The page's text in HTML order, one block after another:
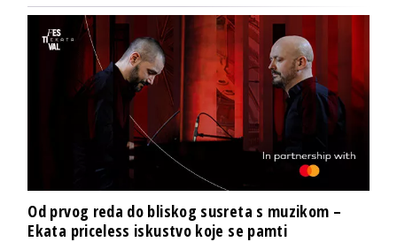
Od prvog reda do bliskog susreta s muzikom –
Ekata priceless iskustvo koje se pamti